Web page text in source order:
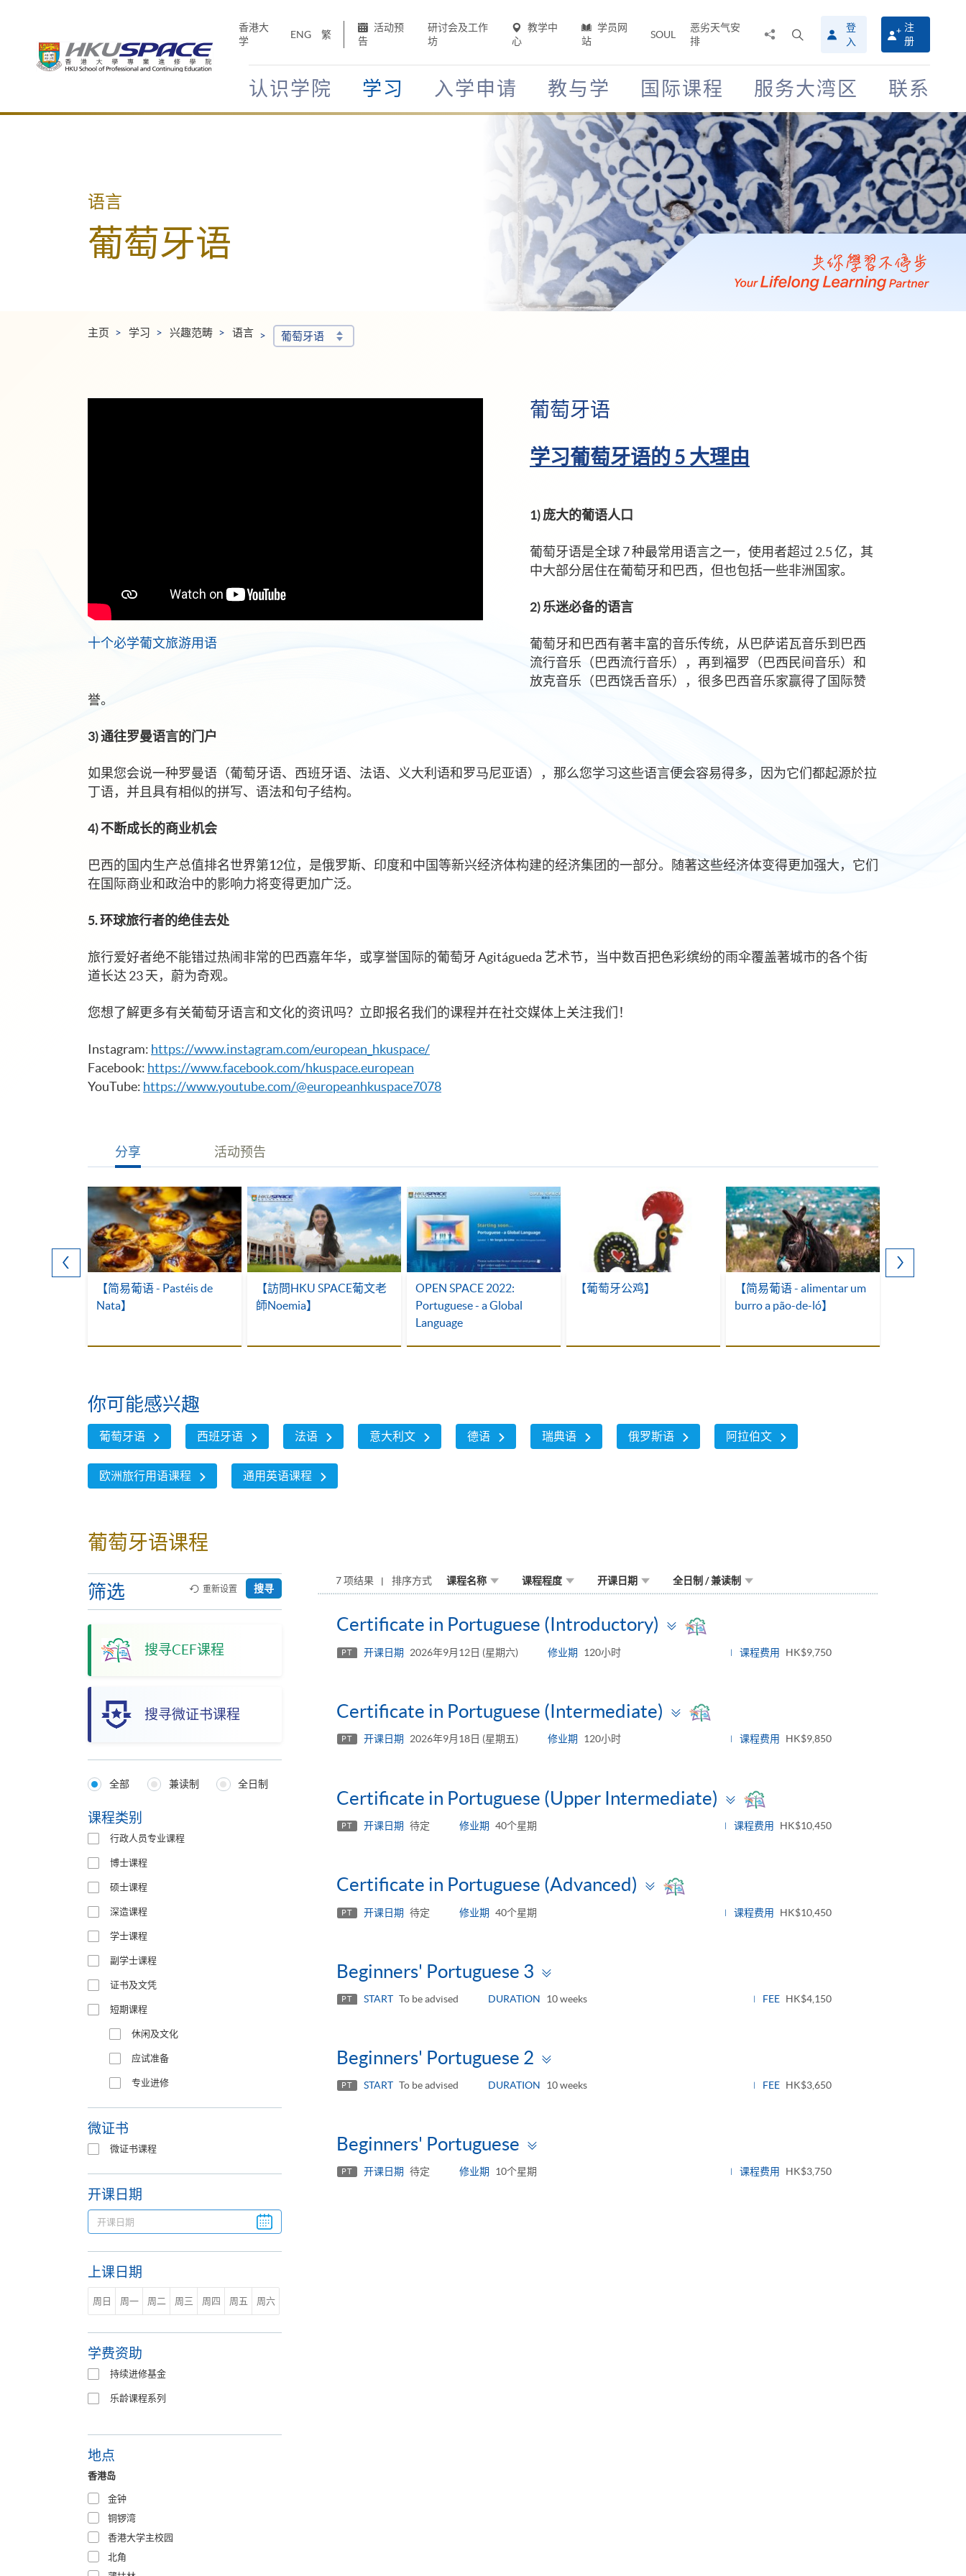
香港大
学
ENG 繁
活动预
告
研讨会及工作
坊
教学中
心
学员网
站
SOUL
恶劣天气安
排
搜
寻
介
面
登
入
注
册
认识学院 学习 入学申请 教与学 国际课程 服务大湾区 联系
Main
语言
葡萄牙语
主页 学习 兴趣范畴 语言 葡萄牙语
十个必学葡文旅游用语
葡萄牙语
学习葡萄牙语的 5 大理由
1) 庞大的葡语人口
葡萄牙语是全球 7 种最常用语言之一，使用者超过 2.5 亿，其
中大部分居住在葡萄牙和巴西，但也包括一些非洲国家。
2) 乐迷必备的语言
葡萄牙和巴西有著丰富的音乐传统，从巴萨诺瓦音乐到巴西
流行音乐（巴西流行音乐），再到福罗（巴西民间音乐）和
放克音乐（巴西饶舌音乐），很多巴西音乐家赢得了国际赞
誉。
3) 通往罗曼语言的门户
如果您会说一种罗曼语（葡萄牙语、西班牙语、法语、义大利语和罗马尼亚语），那么您学习这些语言便会容易得多，因为它们都起源於拉
丁语，并且具有相似的拼写、语法和句子结构。
4) 不断成长的商业机会
巴西的国内生产总值排名世界第12位，是俄罗斯、印度和中国等新兴经济体构建的经济集团的一部分。随著这些经济体变得更加强大，它们
在国际商业和政治中的影响力将变得更加广泛。
5. 环球旅行者的绝佳去处
旅行爱好者绝不能错过热闹非常的巴西嘉年华，或享誉国际的葡萄牙 Agitágueda 艺术节，当中数百把色彩缤纷的雨伞覆盖著城市的各个街
道长达 23 天，蔚为奇观。
您想了解更多有关葡萄牙语言和文化的资讯吗？立即报名我们的课程并在社交媒体上关注我们！
Instagram: https://www.instagram.com/european_hkuspace/
Facebook: https://www.facebook.com/hkuspace.european
YouTube: https://www.youtube.com/@europeanhkuspace7078
分享 活动预告
【简易葡语 - Pastéis de
Nata】
【訪問HKU SPACE葡文老
師Noemia】
OPEN SPACE 2022:
Portuguese - a Global
Language
【葡萄牙公鸡】
【简易葡语 - alimentar um
burro a pão-de-ló】
你可能感兴趣
葡萄牙语 西班牙语 法语 意大利文 德语 瑞典语 俄罗斯语 阿拉伯文
欧洲旅行用语课程 通用英语课程
葡萄牙语课程
筛选
搜寻CEF课程
搜寻微证书课程
重新设置 搜寻
Programmes
Type
全部 兼读制 全日制
课程类别
行政人员专业课程
博士课程
硕士课程
深造课程
学士课程
副学士课程
证书及文凭
短期课程
休闲及文化
应试准备
专业进修
微证书
微证书课程
开课日期
上课日期
周日 周一 周二 周三 周四 周五 周六
学费资助
持续进修基金
乐龄课程系列
地点
香港岛
金钟
铜锣湾
香港大学主校园
北角
7 项结果 排序方式 课程名称 课程程度 开课日期 全日制 / 兼读制
Certificate in Portuguese (Introductory)
Toggle
PT 开课日期 2026年9月12日 (星期六) 修业期 120小时 课程费用 HK$9,750
Certificate in Portuguese (Intermediate)
Toggle
panel
PT 开课日期 2026年9月18日 (星期五) 修业期 120小时 课程费用 HK$9,850
Certificate in Portuguese (Upper Intermediate)
Toggle
panel
PT 开课日期 待定 修业期 40个星期 课程费用 HK$10,450
Certificate in Portuguese (Advanced)
Toggle
PT 开课日期 待定 修业期 40个星期 课程费用 HK$10,450
Beginners' Portuguese 3
panel
PT START To be advised DURATION 10 weeks FEE HK$4,150
Beginners' Portuguese 2
panel
PT START To be advised DURATION 10 weeks FEE HK$3,650
Beginners' Portuguese
PT 开课日期 待定 修业期 10个星期 课程费用 HK$3,750